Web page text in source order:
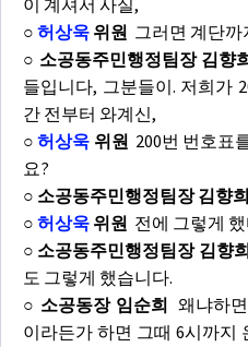
이 계셔서 사실,
○ 허상욱 위원 그러면 계단까
○ 소공동주민행정팀장 김향
들입니다, 그분들이. 저희가
간 전부터 와계신,
○허상욱 위원 200번 번호표
요?
○ 소공동주민행정팀장 김향희
○ 허상욱 위원 전에 그렇게
○ 소공동주민행정팀장 김향희
도 그렇게 했습니다.
○ 소공동장 임순희 왜냐하
이라든가 하면 그때 6시까지